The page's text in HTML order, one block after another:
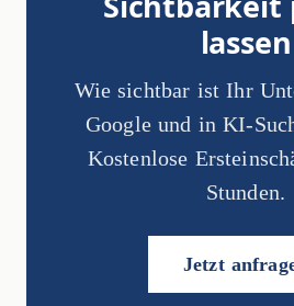
lassen
Wie sichtbar ist Ihr
Google und in KI-
Kostenlose
Stunden.
Jetzt